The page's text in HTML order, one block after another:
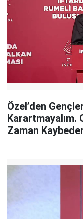
Özel’den
Karartmayalım.
Zaman